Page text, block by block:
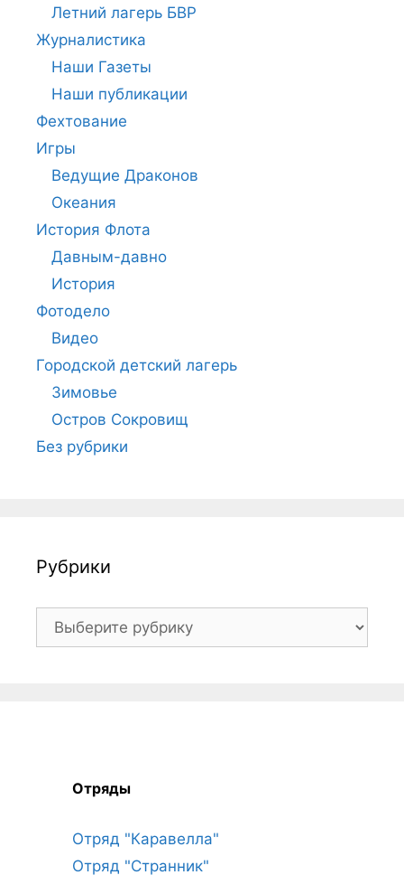
Летний лагерь БВР
Журналистика
Наши Газеты
Наши публикации
Фехтование
Игры
Ведущие Драконов
Океания
История Флота
Давным-давно
История
Фотодело
Видео
Городской детский лагерь
Зимовье
Остров Сокровищ
Без рубрики
Рубрики
Рубрики
Отряды
Отряд "Каравелла"
Отряд "Странник"